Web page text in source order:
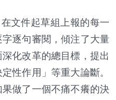
文件起草組上報的每一
逐句審閱，傾注了大量
化改革的總目標，提出
性作用」等重大論斷。
做了一個不痛不癢的決